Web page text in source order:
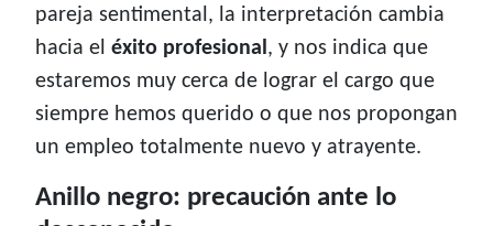
pareja sentimental, la interpretación cambia
hacia el éxito profesional, y nos indica que
estaremos muy cerca de lograr el cargo que
siempre hemos querido o que nos propongan
un empleo totalmente nuevo y atrayente.
Anillo negro: precaución ante lo